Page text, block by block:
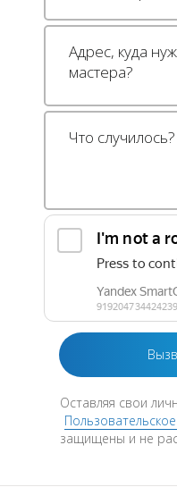
Оставляя свои
защищены и не